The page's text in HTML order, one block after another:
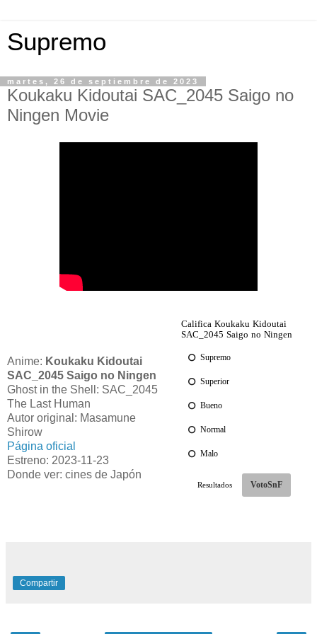
Supremo
martes, 26 de septiembre de 2023
Koukaku Kidoutai SAC_2045 Saigo no
Ningen Movie
Anime: Koukaku Kidoutai
SAC_2045 Saigo no Ningen
Ghost in the Shell: SAC_2045
The Last Human
Autor original: Masamune
Shirow
Página oficial
Estreno: 2023-11-23
Donde ver: cines de Japón
Compartir